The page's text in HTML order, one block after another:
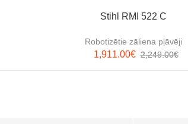
Stihl RMI 522 C
Robotizētie zāliena pļāvēji
2,249.00€
1,911.00€